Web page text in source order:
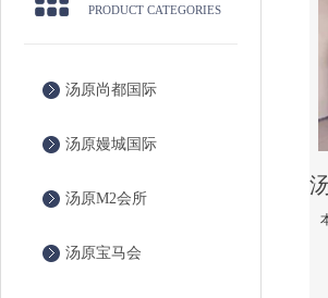
PRODUCT CATEGORIES
汤原尚都国际
汤原嫚城国际
汤原M2会所
汤原宝马会